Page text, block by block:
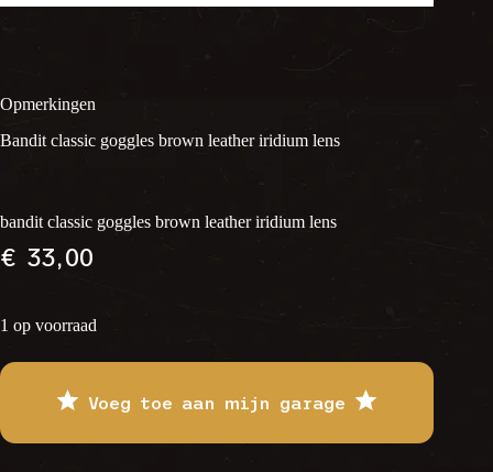
Opmerkingen
Bandit classic goggles brown leather iridium lens
bandit classic goggles brown leather iridium lens
€33,00
1 op voorraad
Voeg toe aan mijn garage